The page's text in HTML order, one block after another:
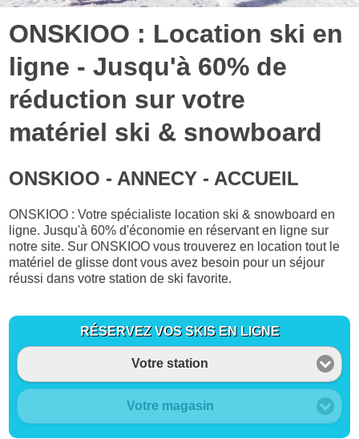
ONSKIOO : Location ski en
ligne - Jusqu'à 60% de
réduction sur votre
matériel ski & snowboard
ONSKIOO - ANNECY - ACCUEIL
ONSKIOO : Votre spécialiste location ski & snowboard en
ligne. Jusqu'à 60% d'économie en réservant en ligne sur
notre site. Sur ONSKIOO vous trouverez en location tout le
matériel de glisse dont vous avez besoin pour un séjour
réussi dans votre station de ski favorite.
RÉSERVEZ VOS SKIS EN LIGNE
Votre station
Votre magasin